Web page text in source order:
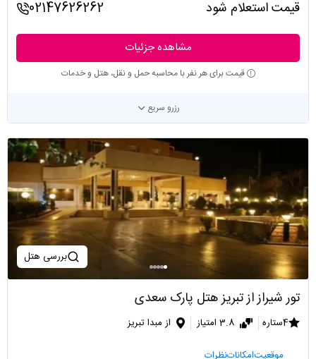
قیمت استعلام شود 02147626262
مشاهده جزئیات
قیمت برای هر نفر با محاسبه حمل و نقل، هتل و خدمات
رزرو سریع
بررسی هتل
تور شیراز از تبریز هتل پارک سعدی
4ستاره 3.8 امتیاز از مبدا تبریز
موقعیتامکاناتنظرات